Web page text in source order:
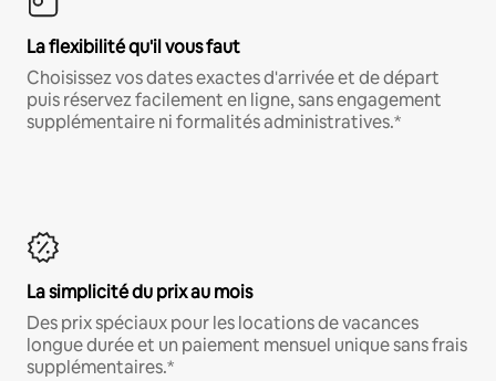
La flexibilité qu'il vous faut
Choisissez vos dates exactes d'arrivée et de départ
puis réservez facilement en ligne, sans engagement
supplémentaire ni formalités administratives.*
La simplicité du prix au mois
Des prix spéciaux pour les locations de vacances
longue durée et un paiement mensuel unique sans frais
supplémentaires.*